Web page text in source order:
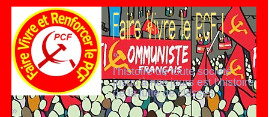
«
l’histoire de toute société
jusqu’à nos jours est l’histoire
de la lutte de classes
»